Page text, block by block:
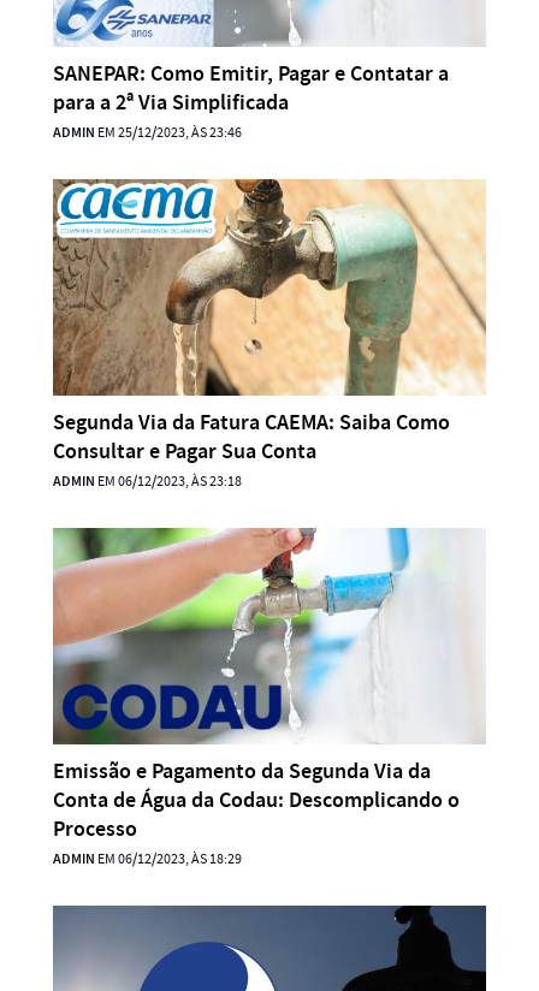
SANEPAR: Como Emitir, Pagar e Contatar a
para a 2ª Via Simplificada
ADMIN EM 25/12/2023, ÀS 23:46
Segunda Via da Fatura CAEMA: Saiba Como
Consultar e Pagar Sua Conta
ADMIN EM 06/12/2023, ÀS 23:18
Emissão e Pagamento da Segunda Via da
Conta de Água da Codau: Descomplicando o
Processo
ADMIN EM 06/12/2023, ÀS 18:29